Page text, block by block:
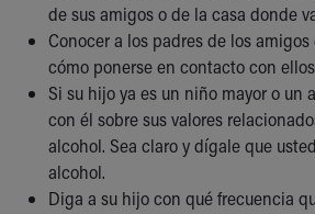
de sus amigos o de la casa donde
Conocer a los padres de los
cómo ponerse en contacto con
Si su hijo ya es un niño mayor o un
con él sobre sus valores
alcohol. Sea claro y dígale que
alcohol.
Diga a su hijo con qué frecuencia